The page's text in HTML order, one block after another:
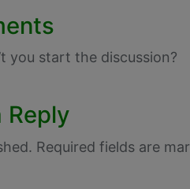
you start the discussion?
Reply
Required fields are